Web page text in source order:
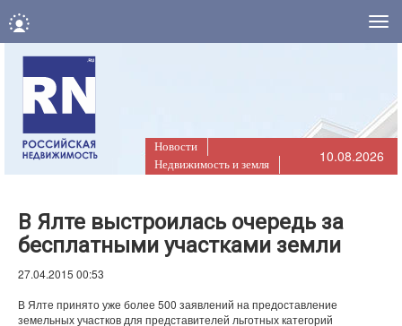
Новости
Недвижимость и земля
10.08.2026
В Ялте выстроилась очередь за
бесплатными участками земли
27.04.2015 00:53
В Ялте принято уже более 500 заявлений на предоставление
земельных участков для представителей льготных категорий